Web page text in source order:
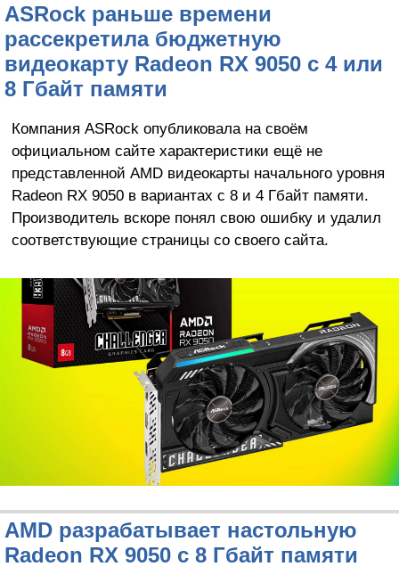
ASRock раньше времени
рассекретила бюджетную
видеокарту Radeon RX 9050 с 4 или
8 Гбайт памяти
Компания ASRock опубликовала на своём
официальном сайте характеристики ещё не
представленной AMD видеокарты начального уровня
Radeon RX 9050 в вариантах с 8 и 4 Гбайт памяти.
Производитель вскоре понял свою ошибку и удалил
соответствующие страницы со своего сайта.
AMD разрабатывает настольную
Radeon RX 9050 с 8 Гбайт памяти